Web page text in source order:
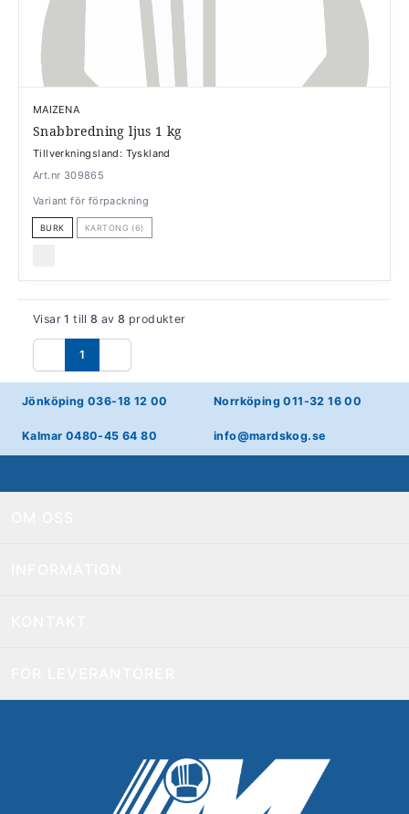
MAIZENA
Snabbredning ljus 1 kg
Tillverkningsland: Tyskland
Art.nr 309865
Variant för förpackning
BURK KARTONG (6)
Visar1 till8 av8 produkter
Föregående
1
Nästa
Jönköping 036-18 12 00 Norrköping 011-32 16 00
Kalmar 0480-45 64 80 info@mardskog.se